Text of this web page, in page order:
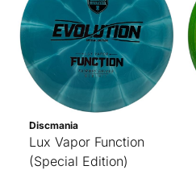
Discmania
Lux Vapor Function
(Special Edition)